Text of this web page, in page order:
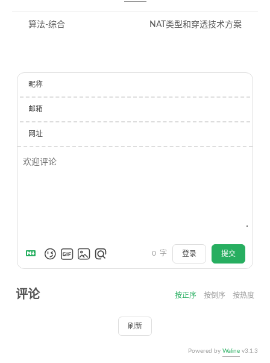
算法-综合 NAT类型和穿透技术方案
昵称
邮箱
网址
0 字 登录 提交
评论 按正序 按倒序 按热度
刷新
Powered by Waline v3.1.3